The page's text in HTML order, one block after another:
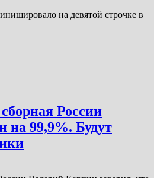
на девятой строчке в
России
на 99,9%. Будут